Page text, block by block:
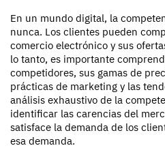
En un mundo digital, la
nunca. Los clientes pueden
comercio electrónico y sus
lo tanto, es importante
competidores, sus gamas de
prácticas de marketing y las
análisis exhaustivo de la
identificar las carencias del
satisface la demanda de los
esa demanda.